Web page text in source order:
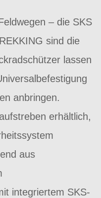
– die SKS
sind die
lassen
anbringen.
erhältlich,
aus
integriertem SKS-